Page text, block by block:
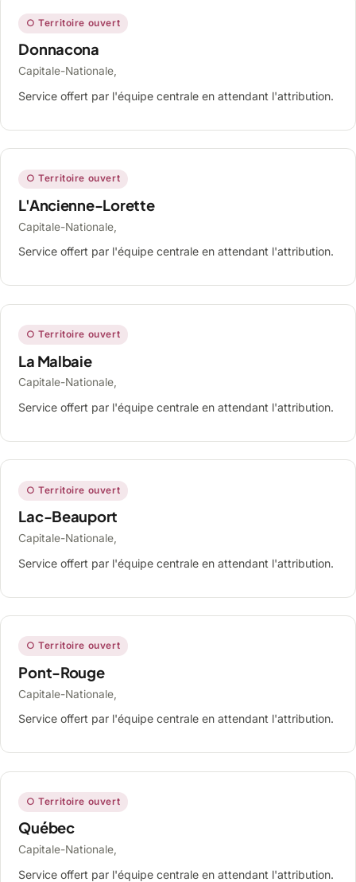
○ Territoire ouvert
Donnacona
Capitale-Nationale,
Service offert par l'équipe centrale en attendant l'attribution.
○ Territoire ouvert
L'Ancienne-Lorette
Capitale-Nationale,
Service offert par l'équipe centrale en attendant l'attribution.
○ Territoire ouvert
La Malbaie
Capitale-Nationale,
Service offert par l'équipe centrale en attendant l'attribution.
○ Territoire ouvert
Lac-Beauport
Capitale-Nationale,
Service offert par l'équipe centrale en attendant l'attribution.
○ Territoire ouvert
Pont-Rouge
Capitale-Nationale,
Service offert par l'équipe centrale en attendant l'attribution.
○ Territoire ouvert
Québec
Capitale-Nationale,
Service offert par l'équipe centrale en attendant l'attribution.